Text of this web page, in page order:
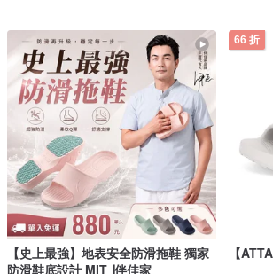
【史上最強】地表安全防滑拖鞋 獨家
防滑鞋底設計 MIT ∣伴佳家
66 折
【